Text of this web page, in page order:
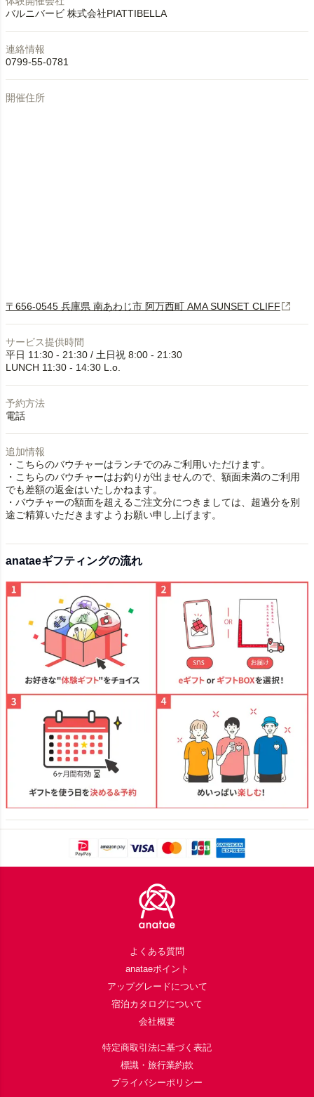
バルニバービ 株式会社PIATTIBELLA
連絡情報
0799-55-0781
開催住所
〒656-0545 兵庫県 南あわじ市 阿万西町 AMA SUNSET CLIFF
サービス提供時間
平日 11:30 - 21:30 / 土日祝 8:00 - 21:30
予約方法
電話
追加情報
・こちらのバウチャーはランチでのみご利用いただけます。
・こちらのバウチャーはお釣りが出ませんので、額面未満のご利用
でも差額の返金はいたしかねます。
・バウチャーの額面を超えるご注文分につきましては、超過分を別
途ご精算いただきますようお願い申し上げます。
anataeギフティングの流れ
よくある質問
anataeポイント
アップグレードについて
宿泊カタログについて
会社概要
特定商取引法に基づく表記
標識・旅行業約款
プライバシーポリシー